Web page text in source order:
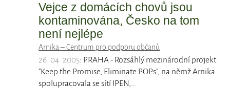
Vejce z domácích chovů jsou
kontaminována, Česko na tom
není nejlépe
Arnika – Centrum pro podporu občanů
26. 04. 2005: PRAHA - Rozsáhlý mezinárodní projekt
"Keep the Promise, Eliminate POPs", na němž Arnika
spolupracovala se sítí IPEN,…